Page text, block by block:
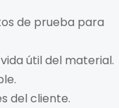
de prueba para
útil del material.
del cliente.